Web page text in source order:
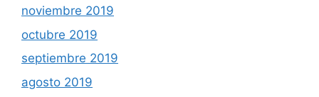
noviembre 2019
octubre 2019
septiembre 2019
agosto 2019